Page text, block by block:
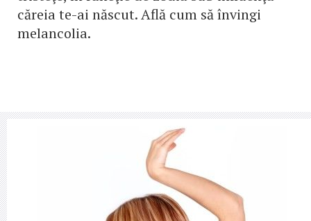
căreia te-ai născut. Află cum să învingi
melancolia.